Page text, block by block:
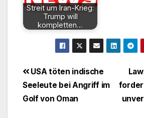
Streit um Iran-Krieg:
Trump will
kompletten…
USA töten indische
Seeleute bei Angriff im
Golf von Oman